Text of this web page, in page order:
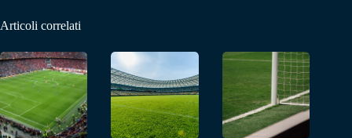
Articoli correlati